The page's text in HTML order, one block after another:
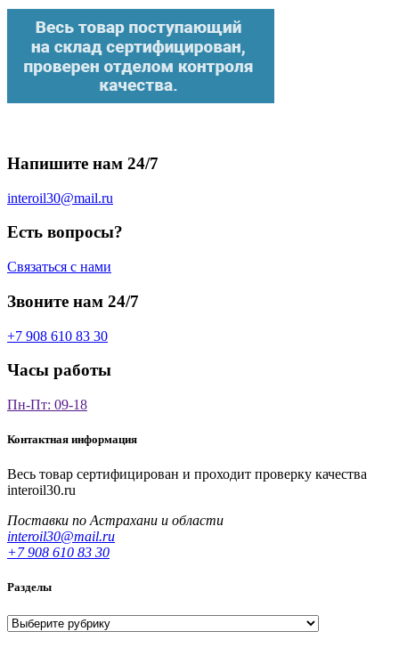
Напишите нам 24/7
interoil30@mail.ru
Есть вопросы?
Связаться с нами
Звоните нам 24/7
+7 908 610 83 30
Часы работы
Пн-Пт: 09-18
Контактная информация
Весь товар сертифицирован и проходит проверку качества
interoil30.ru
Поставки по Астрахани и области
interoil30@mail.ru
+7 908 610 83 30
Разделы
Разделы